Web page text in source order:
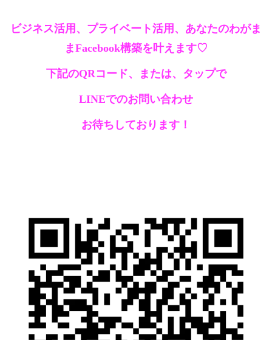
ビジネス活用、プライベート活用、あなたのわがま
まFacebook構築を叶えます♡
下記のQRコード、または、タップで
LINEでのお問い合わせ
お待ちしております！